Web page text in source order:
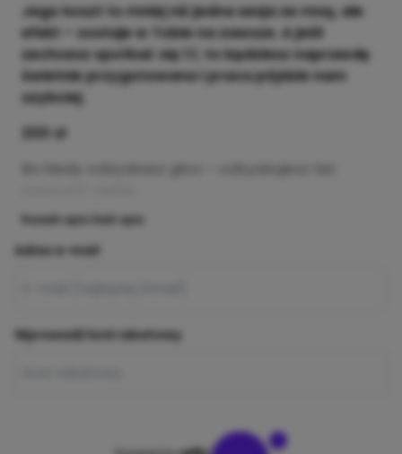
Jego koszt to mniej niż jedna sesja ze mną, ale
efekt – zostaje w Tobie na zawsze. A jeśli
zechcesz spotkać się 1:1, to będziesz naprawdę
świetnie przygotowana i praca pójdzie nam
szybciej.
200 zł
Rozwiń opis Zwiń opis
Adres e-mail
Wprowadź kod rabatowy